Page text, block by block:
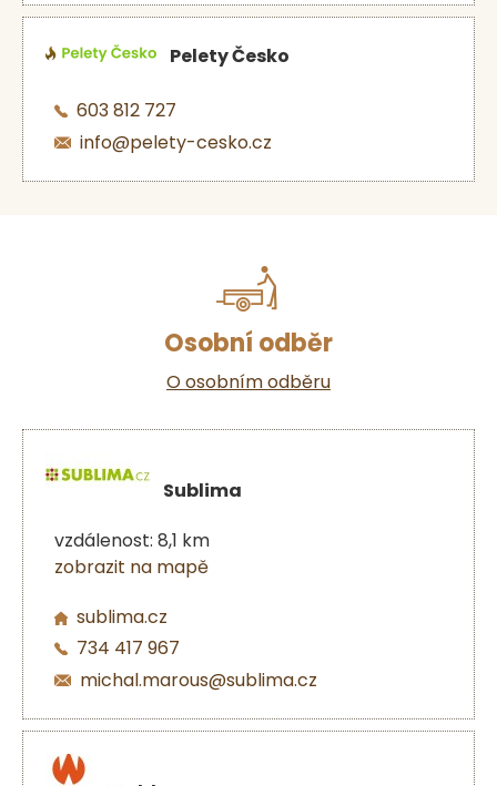
Pelety Česko
603 812 727
info@pelety-cesko.cz
Osobní odběr
O osobním odběru
Sublima
vzdálenost: 8,1 km
zobrazit na mapě
sublima.cz
734 417 967
michal.marous@sublima.cz